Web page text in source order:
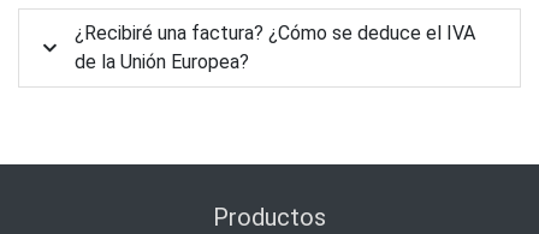
¿Recibiré una factura? ¿Cómo se deduce el IVA
de la Unión Europea?
Productos